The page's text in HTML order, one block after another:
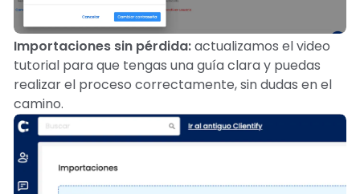
Importaciones sin pérdida:actualizamos el video
tutorial para que tengas una guía clara y puedas
realizar el proceso correctamente, sin dudas en el
camino.